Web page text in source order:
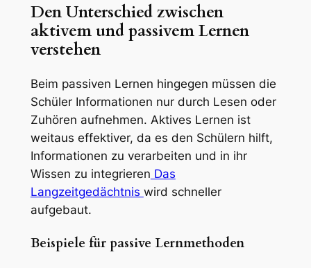
Den Unterschied zwischen
aktivem und passivem Lernen
verstehen
Beim passiven Lernen hingegen müssen die
Schüler Informationen nur durch Lesen oder
Zuhören aufnehmen. Aktives Lernen ist
weitaus effektiver, da es den Schülern hilft,
Informationen zu verarbeiten und in ihr
Wissen zu integrieren Das
Langzeitgedächtnis wird schneller
aufgebaut.
Beispiele für passive Lernmethoden